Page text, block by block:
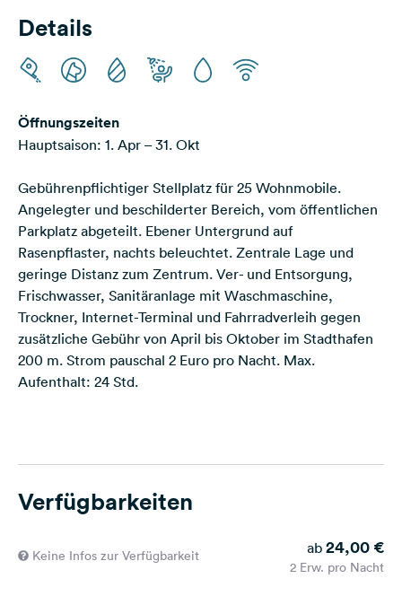
Folge
uns
Social
Media
Instagram
Details
Öffnungszeiten
Hauptsaison: 1. Apr – 31. Okt
Gebührenpflichtiger Stellplatz für 25 Wohnmobile.
Angelegter und beschilderter Bereich, vom öffentlichen
Parkplatz abgeteilt. Ebener Untergrund auf
Rasenpflaster, nachts beleuchtet. Zentrale Lage und
geringe Distanz zum Zentrum. Ver- und Entsorgung,
Frischwasser, Sanitäranlage mit Waschmaschine,
Trockner, Internet-Terminal und Fahrradverleih gegen
zusätzliche Gebühr von April bis Oktober im Stadthafen
200 m. Strom pauschal 2 Euro pro Nacht. Max.
Aufenthalt: 24 Std.
Verfügbarkeiten
Keine Infos zur Verfügbarkeit ab 24,00 €
2 Erw. pro Nacht